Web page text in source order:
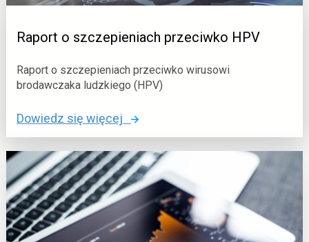
c
o
o
b
z
a
k
a
Raport o szczepieniach przeciwko HPV
Raport o szczepieniach przeciwko wirusowi
brodawczaka ludzkiego (HPV)
Dowiedz się więcej
o
:
R
a
p